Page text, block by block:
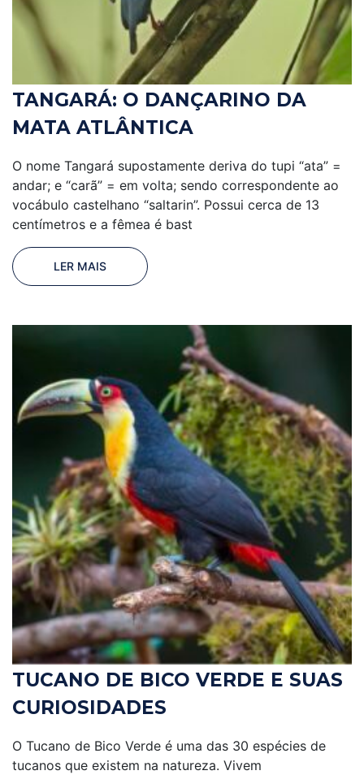
TANGARÁ: O DANÇARINO DA
MATA ATLÂNTICA
O nome Tangará supostamente deriva do tupi “ata” =
andar; e “carã” = em volta; sendo correspondente ao
vocábulo castelhano “saltarin”. Possui cerca de 13
centímetros e a fêmea é bast
LER MAIS
TUCANO DE BICO VERDE E SUAS
CURIOSIDADES
O Tucano de Bico Verde é uma das 30 espécies de
tucanos que existem na natureza. Vivem